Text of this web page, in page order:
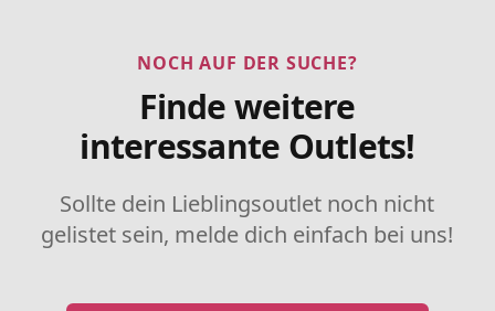
NOCH AUF DER SUCHE?
Finde weitere
interessante Outlets!
Sollte dein Lieblingsoutlet noch nicht
gelistet sein, melde dich einfach bei uns!